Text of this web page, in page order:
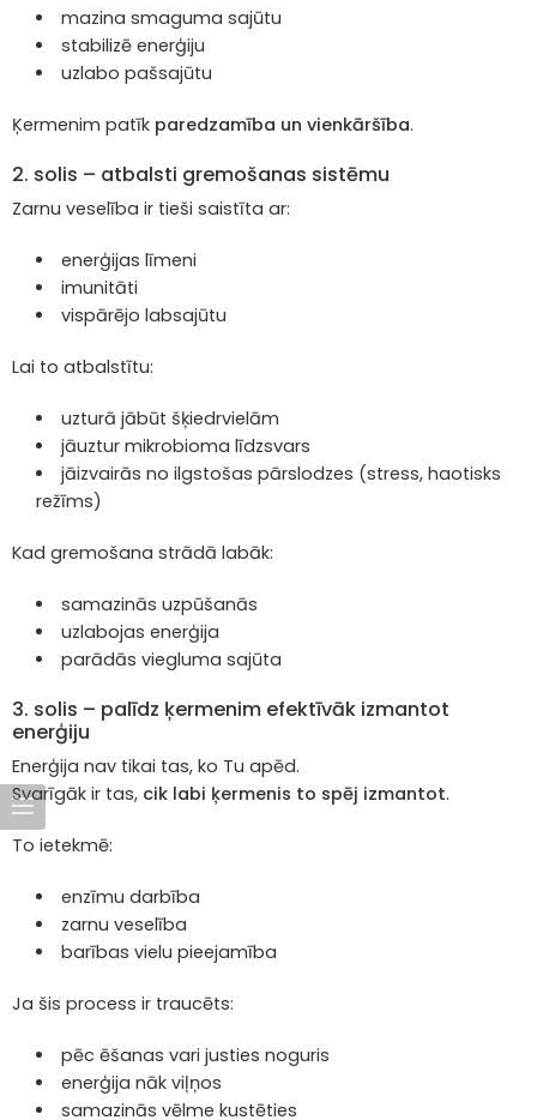
mazina smaguma sajūtu
stabilizē enerģiju
uzlabo pašsajūtu
Ķermenim patīk paredzamība un vienkāršība.
2. solis – atbalsti gremošanas sistēmu
Zarnu veselība ir tieši saistīta ar:
enerģijas līmeni
imunitāti
vispārējo labsajūtu
Lai to atbalstītu:
uzturā jābūt šķiedrvielām
jāuztur mikrobioma līdzsvars
jāizvairās no ilgstošas pārslodzes (stress, haotisks
režīms)
Kad gremošana strādā labāk:
samazinās uzpūšanās
uzlabojas enerģija
parādās viegluma sajūta
3. solis – palīdz ķermenim efektīvāk izmantot
enerģiju
Enerģija nav tikai tas, ko Tu apēd.
Svarīgāk ir tas, cik labi ķermenis to spēj izmantot.
To ietekmē:
enzīmu darbība
zarnu veselība
barības vielu pieejamība
Ja šis process ir traucēts:
pēc ēšanas vari justies noguris
enerģija nāk viļņos
samazinās vēlme kustēties